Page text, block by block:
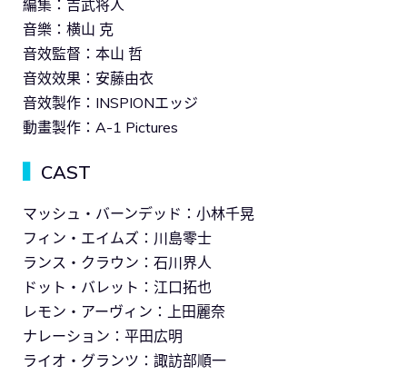
編集：吉武将人
音樂：横山 克
音效監督：本山 哲
音效效果：安藤由衣
音效製作：INSPIONエッジ
動畫製作：A-1 Pictures
CAST
マッシュ・バーンデッド：小林千晃
フィン・エイムズ：川島零士
ランス・クラウン：石川界人
ドット・バレット：江口拓也
レモン・アーヴィン：上田麗奈
ナレーション：平田広明
ライオ・グランツ：諏訪部順一